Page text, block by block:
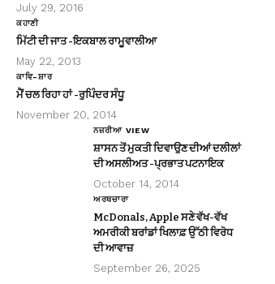
July 29, 2016
ਕਹਾਣੀ
ਮਿੱਟੀ ਦੀ ਜਾਤ -ਇਕਬਾਲ ਰਾਮੂਵਾਲੀਆ
May 22, 2013
ਕਾਵਿ-ਸ਼ਾਰ
ਮੈਂ ਚਲ ਰਿਹਾ ਹਾਂ -ਰੁਪਿੰਦਰ ਸੰਧੂ
November 20, 2014
ਨਜ਼ਰੀਆ VIEW
ਸ਼ਾਸਨ ਤੋਂ ਮੁਕਤੀ ਦਿਵਾਉਣ ਦੀਆਂ ਦਲੀਲਾਂ
ਦੀ ਅਸਲੀਅਤ -ਪ੍ਰਭਾਤ ਪਟਨਾਇਕ
October 14, 2014
ਅਰਥਚਾਰਾ
McDonals, Apple ਸਣੇ ਵੱਖ-ਵੱਖ
ਅਮਰੀਕੀ ਬਰਾਂਡਾਂ ਖਿਲਾਫ਼ ਉੱਠੀ ਵਿਰੋਧ
ਦੀ ਆਵਾਜ਼
September 26, 2025